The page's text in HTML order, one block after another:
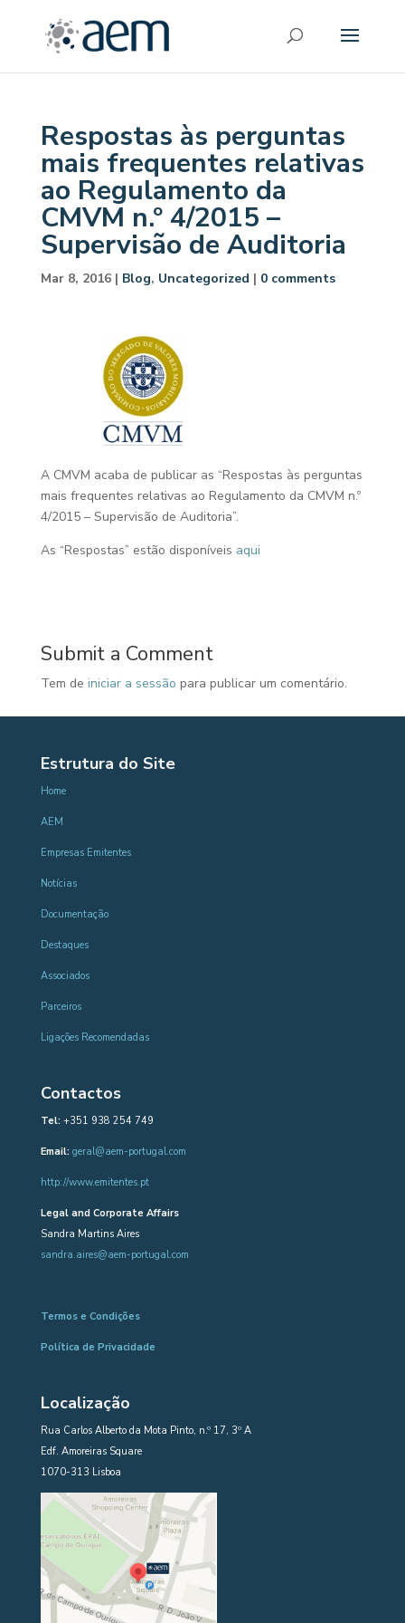
Respostas às perguntas
mais frequentes relativas
ao Regulamento da
CMVM n.º 4/2015 –
Supervisão de Auditoria
Mar 8, 2016| Blog, Uncategorized | 0 comments
A CMVM acaba de publicar as “Respostas às perguntas
mais frequentes relativas ao Regulamento da CMVM n.º
4/2015 – Supervisão de Auditoria”.
As “Respostas” estão disponíveis aqui
Submit a Comment
Tem de iniciar a sessão para publicar um comentário.
Estrutura do Site
Home
AEM
Empresas Emitentes
Notícias
Documentação
Destaques
Associados
Parceiros
Ligações Recomendadas
Contactos
Tel:+351 938 254 749
Email: geral@aem-portugal.com
http://www.emitentes.pt
Legal and Corporate Affairs
Sandra Martins Aires
sandra.aires@aem-portugal.com
Termos e Condições
Política de Privacidade
Localização
Rua Carlos Alberto da Mota Pinto, n.º 17, 3º A
Edf. Amoreiras Square
1070-313 Lisboa